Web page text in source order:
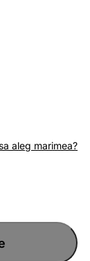
aleg marimea?